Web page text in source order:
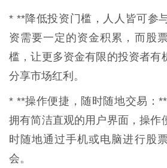
* **降低投资门槛，人人皆可参
资需要一定的资金积累，而股
槛，让更多资金有限的投资者有
分享市场红利。
* **操作便捷，随时随地交易：
拥有简洁直观的用户界面，操作
时随地通过手机或电脑进行股
会。